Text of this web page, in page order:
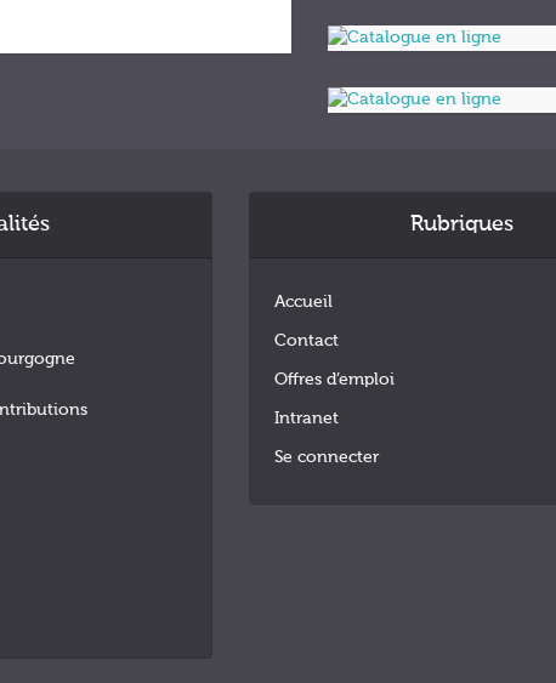
Rubriques
Accueil
Contact
Offres d’emploi
Intranet
Se connecter